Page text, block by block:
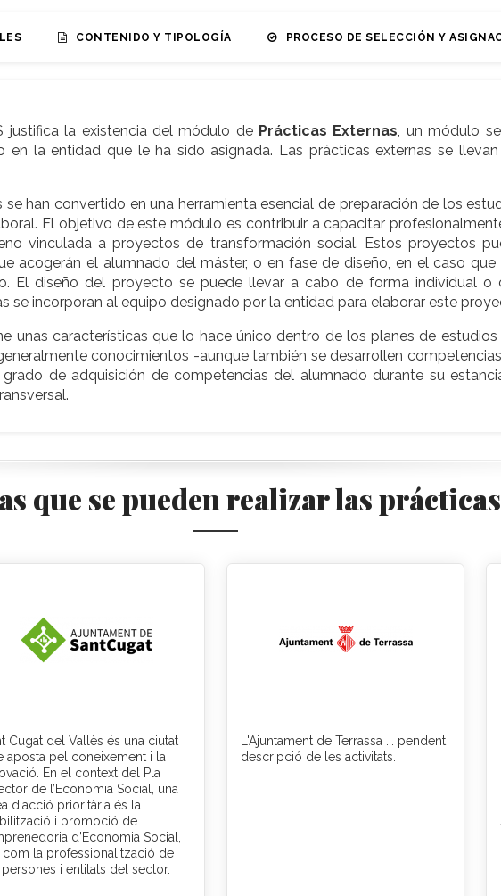
CONTENIDO Y TIPOLOGÍA PROCESO DE SELECCIÓN Y
justifica la existencia del módulo de Prácticas Externas, un módulo
en la entidad que le ha sido asignada. Las prácticas externas se
han convertido en una herramienta esencial de preparación de los
El objetivo de este módulo es contribuir a capacitar
vinculada a proyectos de transformación social. Estos proyectos
acogerán el alumnado del máster, o en fase de diseño, en el caso
El diseño del proyecto se puede llevar a cabo de forma individual o
se incorporan al equipo designado por la entidad para elaborar este
unas características que lo hace único dentro de los planes de
conocimientos -aunque también se desarrollen
de adquisición de competencias del alumnado durante su
que se pueden realizar las
Cugat del Vallès és una ciutat
aposta pel coneixement i la
En el context del Pla
de l’Economia Social, una
d'acció prioritària és la
i promoció de
d’Economia Social,
com la professionalització de
persones i entitats del sector.
L'Ajuntament de Terrassa ... pendent
descripció de les activitats.